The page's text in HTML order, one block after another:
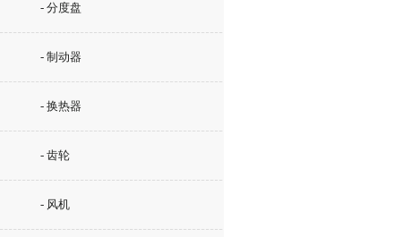
- 分度盘
- 制动器
- 换热器
- 齿轮
- 风机